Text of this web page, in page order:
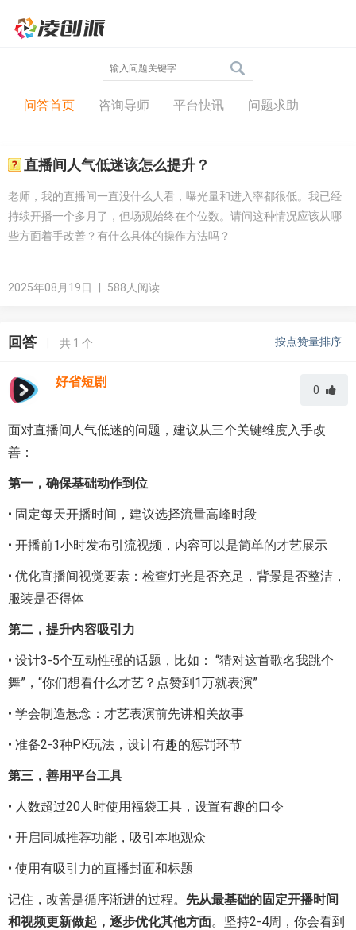
问答中心
问答首页 咨询导师 平台快讯 问题求助
直播间人气低迷该怎么提升？
老师，我的直播间一直没什么人看，曝光量和进入率都很低。我已经
持续开播一个多月了，但场观始终在个位数。请问这种情况应该从哪
些方面着手改善？有什么具体的操作方法吗？
2025年08月19日 588人阅读
回答 | 共 1 个 按点赞量排序
好省短剧
0
面对直播间人气低迷的问题，建议从三个关键维度入手改
善：
第一，确保基础动作到位
• 固定每天开播时间，建议选择流量高峰时段
• 开播前1小时发布引流视频，内容可以是简单的才艺展示
• 优化直播间视觉要素：检查灯光是否充足，背景是否整洁，
服装是否得体
第二，提升内容吸引力
• 设计3-5个互动性强的话题，比如： “猜对这首歌名我跳个
舞”，“你们想看什么才艺？点赞到1万就表演”
• 学会制造悬念：才艺表演前先讲相关故事
• 准备2-3种PK玩法，设计有趣的惩罚环节
第三，善用平台工具
• 人数超过20人时使用福袋工具，设置有趣的口令
• 开启同城推荐功能，吸引本地观众
• 使用有吸引力的直播封面和标题
记住，改善是循序渐进的过程。 先从最基础的固定开播时间
和视频更新做起，逐步优化其他方面。坚持2-4周，你会看到